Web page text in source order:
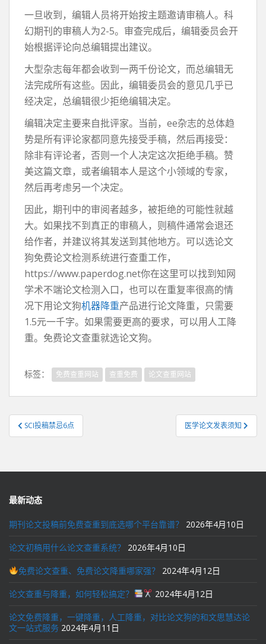
一旦收到，编辑人员将开始按主题邀请审稿人。科
幻期刊的审稿人为2-5。审查完成后，编辑委员会开
始根据评论向总编辑提出建议。
大型杂志每年都会收到一两千份论文，而总编辑无
法完成所有这些。因此，编辑委员会的意见几乎已
经决定，总编辑很少拒绝编辑决定。
编辑决定主要来自批评家。当前，ee杂志的总体趋
势是所有评论家都同意先接受手稿，然后再接受：
除非有评论者，否则一个人决定这次拒绝手稿。赞
美这篇文章，或者编辑本人是这个小领域的专家，
然后再考虑另一个决定。
因此，期刊中的审阅者越多，被拒绝的可能性就越
大。如果找不到真正的审稿人，则稿件通常会退还
给作者，并建议将其发送到其他地方。可以选论文
狗免费论文检测系统进行查重工作，
https://www.paperdog.net你在这里可以找到知网
学术不端论文检测入口，也可以在重复率很高的情
况下用论文狗机器降重产品进行论文降重，只需要
1.5元一千字。如果需要更高的要求，可以用人工降
重。免费论文查重就选论文狗。
标签： 免费查重网站 查重免费 论文查重网站
文
章
航
SCI投稿禁忌6点 医学论文发表须知
最新动态
期刊论文投稿前免费查重到底选哪个平台靠谱？ 2026年4月10日
论文初稿用什么论文查重系统？ 2026年4月10日
免费论文查重、免费论文降重哪家强？ 2024年4月12日
论文查重与降重，如何轻松搞定？ 2024年4月12日
论文免费降重，一键降重，人工降重，对比论文狗的和文思慧达论
文一站式服务 2024年4月11日